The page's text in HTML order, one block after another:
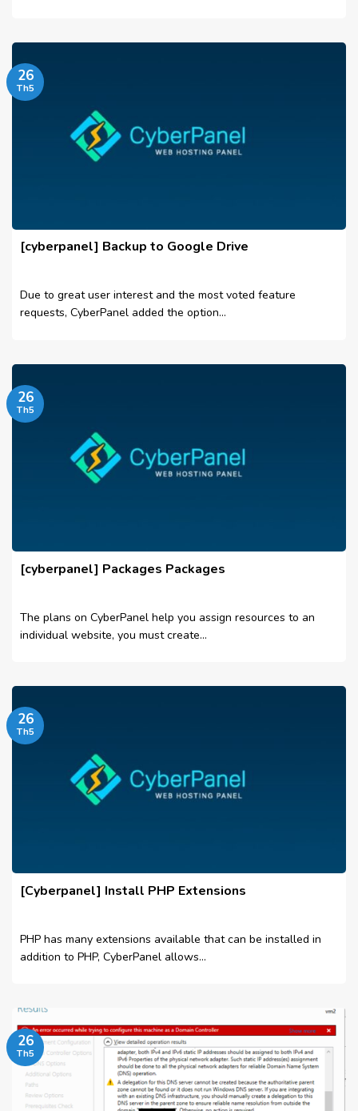
[cyberpanel] Backup to Google Drive
Due to great user interest and the most voted feature
requests, CyberPanel added the option...
26
Th5
[cyberpanel] Packages Packages
The plans on CyberPanel help you assign resources to an
individual website, you must create...
26
Th5
[Cyberpanel] Install PHP Extensions
PHP has many extensions available that can be installed in
addition to PHP, CyberPanel allows...
26
Th5
26
Th5